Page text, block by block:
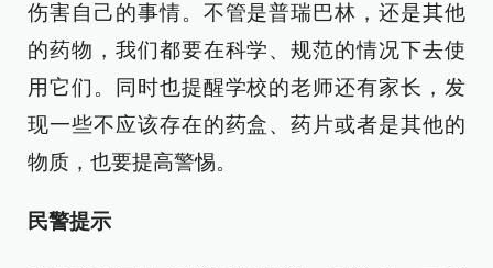
伤害自己的事情。不管是普瑞巴林，还是其他
的药物，我们都要在科学、规范的情况下去使
用它们。同时也提醒学校的老师还有家长，发
现一些不应该存在的药盒、药片或者是其他的
物质，也要提高警惕。
民警提示